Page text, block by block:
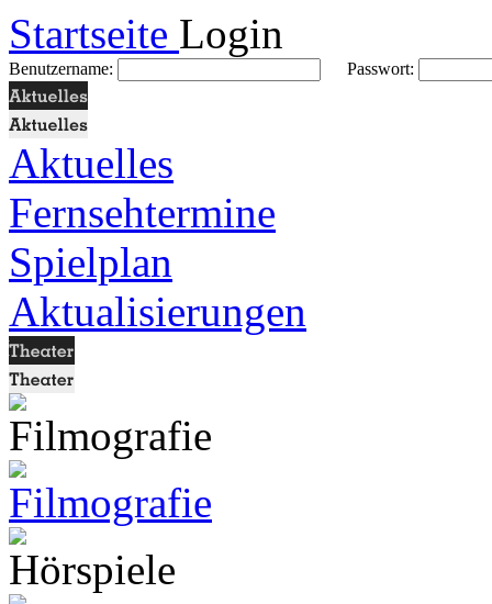
Startseite Login
Benutzername: Passwort:
Aktuelles
Fernsehtermine
Spielplan
Aktualisierungen